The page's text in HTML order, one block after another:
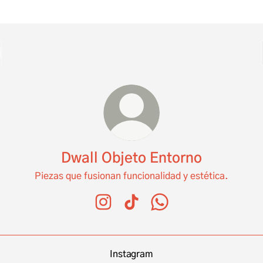
Dwall Objeto Entorno
Piezas que fusionan funcionalidad y estética.
Instagram